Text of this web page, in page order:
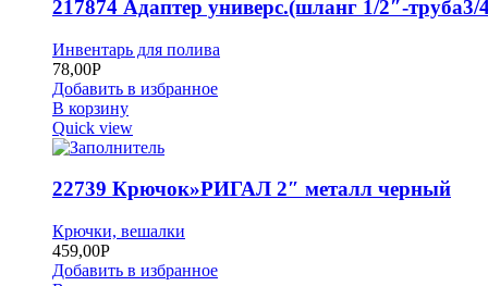
217874 Адаптер универс.(шланг 1/2″-труба3/
Инвентарь для полива
78,00Р
Добавить в избранное
В корзину
Quick view
22739 Крючок»РИГАЛ 2″ металл черный
Крючки, вешалки
459,00Р
Добавить в избранное